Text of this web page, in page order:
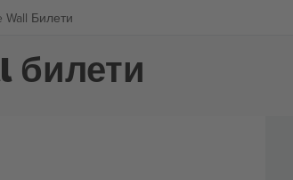
Wall Билети
билети